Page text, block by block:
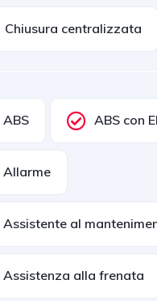
Chiusura centralizzata
ABS ABS con
Allarme
Assistente al
Assistenza alla frenata